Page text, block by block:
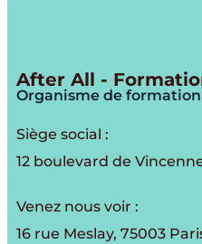
After All -
Organisme de formation
Siège social :
12 boulevard de
Venez nous voir :
16 rue Meslay, 75003